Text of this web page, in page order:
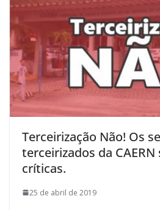
Terceirização Não! Os
terceirizados da CAERN
críticas.
25 de abril de 2019